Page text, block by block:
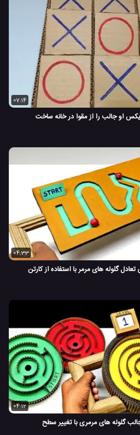
07:14
او جالب را از مقوا در خانه ساخت
04:33
گلوله های مرمر با استفاده از کارتن
04:12
گلوله های مرمری با تغییر سطح